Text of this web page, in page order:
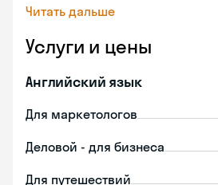
Читать дальше
Услуги и цены
Английский язык
Для маркетологов
Деловой - для бизнеса
Для путешествий